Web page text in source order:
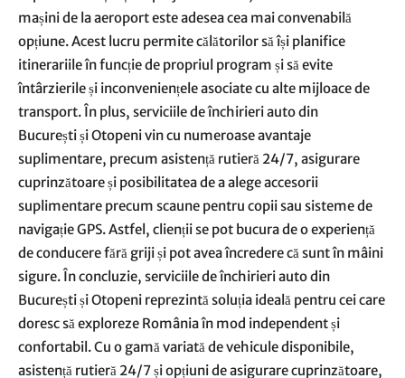
mașini de la aeroport este adesea cea mai convenabilă
opțiune. Acest lucru permite călătorilor să își planifice
itinerariile în funcție de propriul program și să evite
întârzierile și inconveniențele asociate cu alte mijloace de
transport. În plus, serviciile de închirieri auto din
București și Otopeni vin cu numeroase avantaje
suplimentare, precum asistență rutieră 24/7, asigurare
cuprinzătoare și posibilitatea de a alege accesorii
suplimentare precum scaune pentru copii sau sisteme de
navigație GPS. Astfel, clienții se pot bucura de o experiență
de conducere fără griji și pot avea încredere că sunt în mâini
sigure. În concluzie, serviciile de închirieri auto din
București și Otopeni reprezintă soluția ideală pentru cei care
doresc să exploreze România în mod independent și
confortabil. Cu o gamă variată de vehicule disponibile,
asistență rutieră 24/7 și opțiuni de asigurare cuprinzătoare,